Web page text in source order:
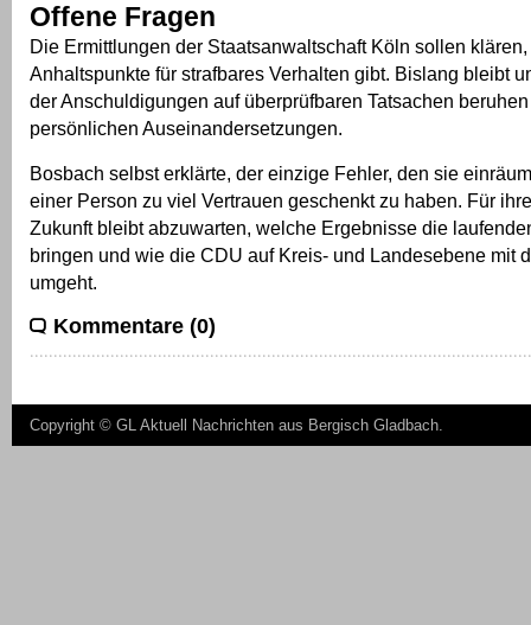
Offene Fragen
Die Ermittlungen der Staatsanwaltschaft Köln sollen
Anhaltspunkte für strafbares Verhalten gibt. Bislang bleibt
der Anschuldigungen auf überprüfbaren Tatsachen
persönlichen Auseinandersetzungen.
Bosbach selbst erklärte, der einzige Fehler, den sie
einer Person zu viel Vertrauen geschenkt zu haben. Für
Zukunft bleibt abzuwarten, welche Ergebnisse die
bringen und wie die CDU auf Kreis- und Landesebene mit
umgeht.
Kommentare (0)
Copyright © GL Aktuell Nachrichten aus Bergisch Gladbach.